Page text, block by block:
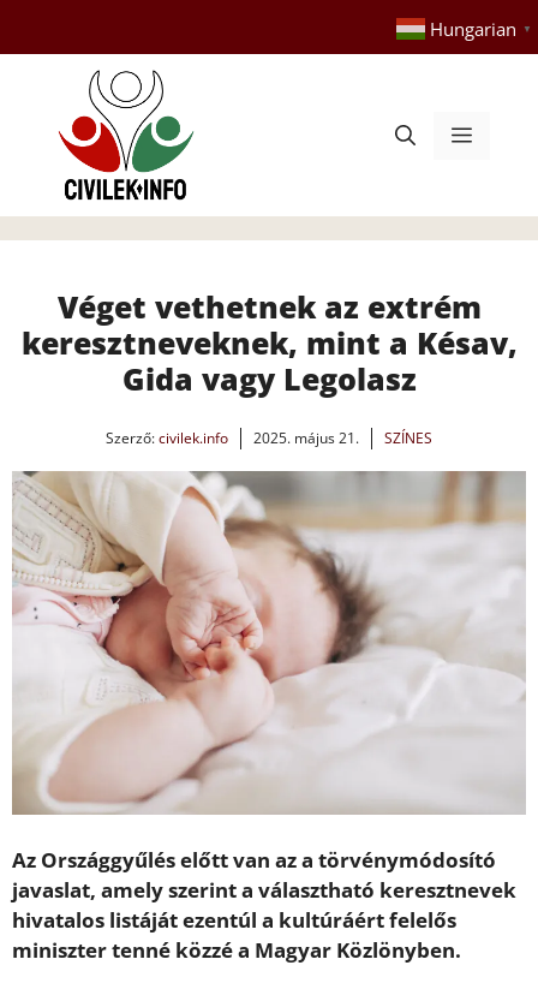
tartalomba
Hungarian ▼
Menü
Véget vethetnek az extrém
keresztneveknek, mint a Késav,
Gida vagy Legolasz
Szerző:civilek.info 2025. május 21. SZÍNES
Az Országgyűlés előtt van az a törvénymódosító
javaslat, amely szerint a választható keresztnevek
hivatalos listáját ezentúl a kultúráért felelős
miniszter tenné közzé a Magyar Közlönyben.